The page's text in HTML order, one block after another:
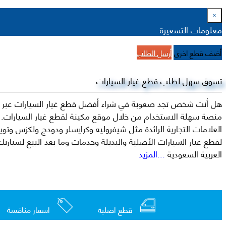
×
معلومات التسعيرة
أضف قطع اخرىأرسل الطلب
تسوق سهل لطلب قطع غيار السيارات
هل أنت شخص تجد صعوبة في شراء أفضل قطع غيار السيارات عبر
منصة سهلة الاستخدام من خلال موقع مكينة لقطع غيار
العربية السعودية...المزيد
قطع اصلية اسعار منافسة